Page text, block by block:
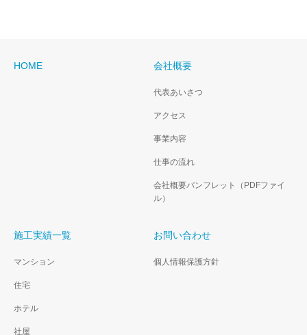
HOME 会社概要
代表あいさつ
アクセス
事業内容
仕事の流れ
会社概要パンフレット（PDFファイ
ル）
施工実績一覧
マンション
住宅
ホテル
社屋
お問い合わせ
個人情報保護方針